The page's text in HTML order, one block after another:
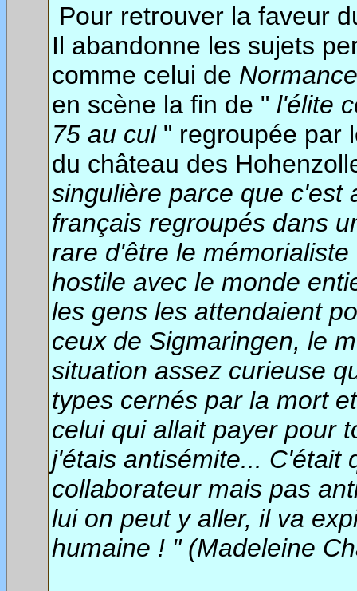
Pour retrouver la faveur
Il abandonne les sujets
comme celui de Normance
en scène la fin de " l'élite
75 au cul" regroupée par
du château des
singulière parce que c'est
français regroupés dans
rare d'être le
hostile avec le monde
les gens les attendaient
ceux de Sigmaringen, le
situation assez curieuse
types cernés par la mort
celui qui allait payer pour
j'étais antisémite... C'était
collaborateur mais pas
lui on peut y aller, il va
humaine ! " (Madeleine